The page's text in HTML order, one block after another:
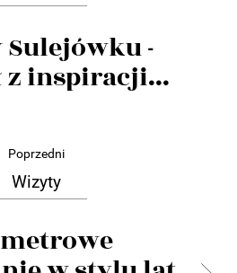
Sulejówku -
z inspiracji...
Poprzedni
Wizyty